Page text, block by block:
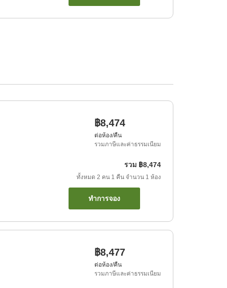
฿8,474
ต่อห้อง/คืน
รวมภาษีและค่าธรรมเนียม
รวม ฿8,474
ทั้งหมด 2 คน 1 คืน จำนวน 1 ห้อง
ทำการจอง
฿8,477
ต่อห้อง/คืน
รวมภาษีและค่าธรรมเนียม